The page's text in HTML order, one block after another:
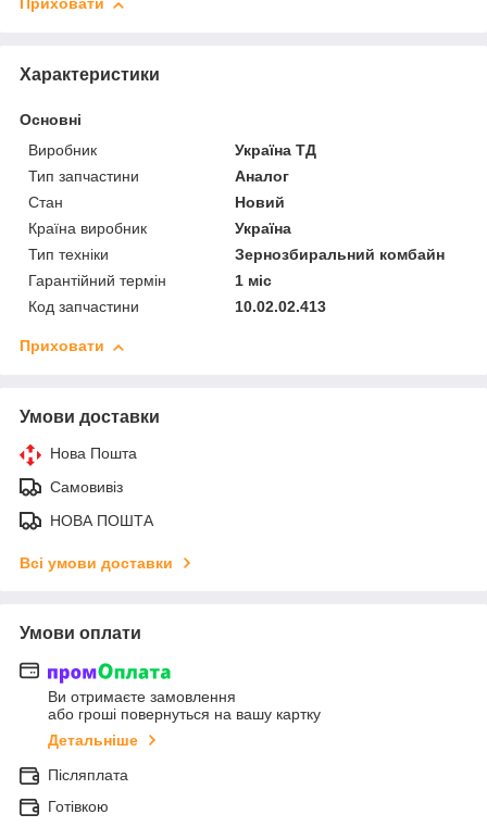
Приховати
Характеристики
Основні
Виробник
Україна ТД
Тип запчастини
Аналог
Стан
Новий
Країна виробник
Україна
Тип техніки
Зернозбиральний комбайн
Гарантійний термін
1 міс
Код запчастини
10.02.02.413
Приховати
Умови доставки
Нова Пошта
Самовивіз
НОВА ПОШТА
Всі умови доставки
Умови оплати
Ви отримаєте замовлення
або гроші повернуться на вашу картку
Детальніше
Післяплата
Готівкою